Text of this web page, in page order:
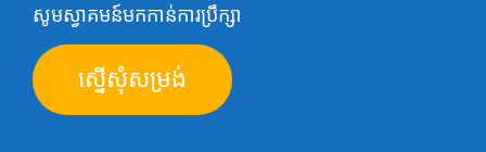
សូមស្វាគមន៍មកកាន់ការប្រឹក្សា
ស្នើសុំសម្រង់